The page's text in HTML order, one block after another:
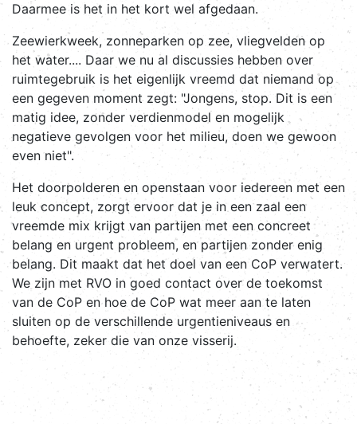
Daarmee is het in het kort wel afgedaan.
Zeewierkweek, zonneparken op zee, vliegvelden op
het water.... Daar we nu al discussies hebben over
ruimtegebruik is het eigenlijk vreemd dat niemand op
een gegeven moment zegt: "Jongens, stop. Dit is een
matig idee, zonder verdienmodel en mogelijk
negatieve gevolgen voor het milieu, doen we gewoon
even niet".
Het doorpolderen en openstaan voor iedereen met een
leuk concept, zorgt ervoor dat je in een zaal een
vreemde mix krijgt van partijen met een concreet
belang en urgent probleem, en partijen zonder enig
belang. Dit maakt dat het doel van een CoP verwatert.
We zijn met RVO in goed contact over de toekomst
van de CoP en hoe de CoP wat meer aan te laten
sluiten op de verschillende urgentieniveaus en
behoefte, zeker die van onze visserij.